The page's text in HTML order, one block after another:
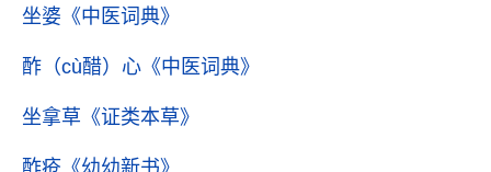
坐婆 《中医词典》
酢（cù醋）心 《中医词典》
坐拿草 《证类本草》
酢疮 《幼幼新书》